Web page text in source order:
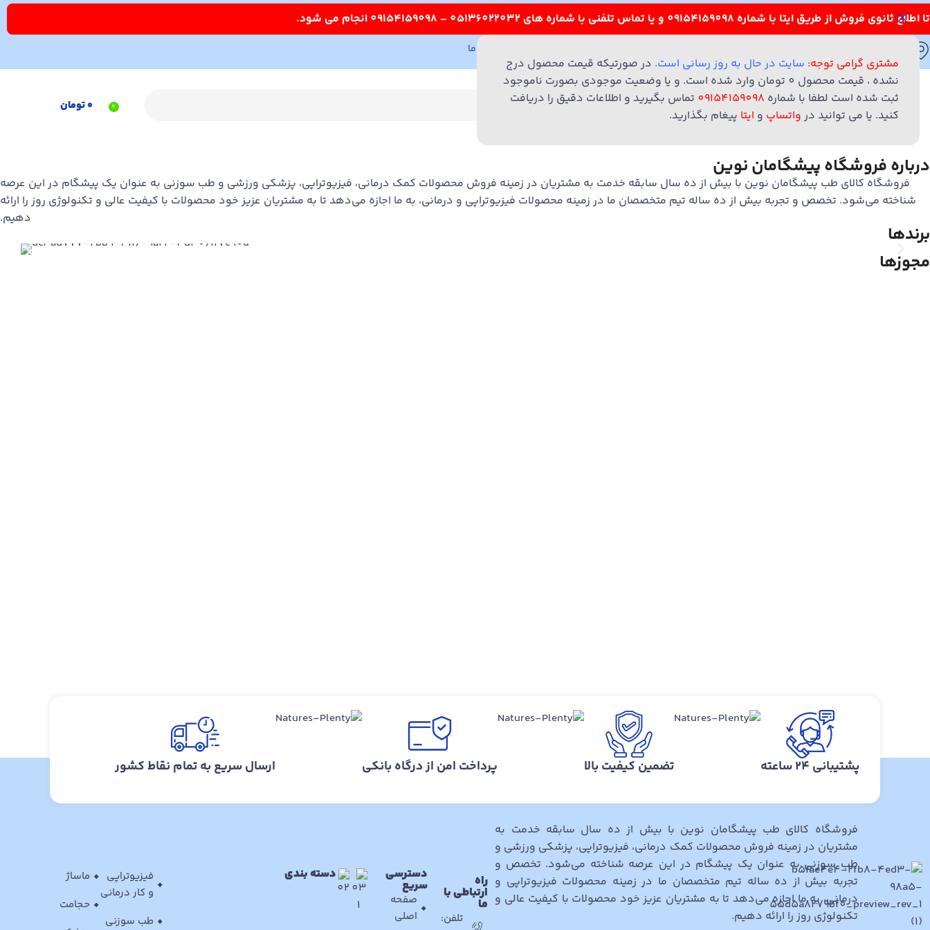
مشتری گرامی توجه: سایت در حال به روز رسانی است. در صورتیکه قیمت محصول درج
نشده ، قیمت محصول 0 تومان وارد شده است. و یا وضعیت موجودی بصورت ناموجود
ثبت شده است لطفا با شماره 09154159098 تماس بگیرید و اطلاعات دقیق را دریافت
کنید. یا می توانید در واتساپ و ایتا پیغام بگذارید.
تا اطلاع ثانوی فروش از طریق ایتا با شماره 09154159098 و یا تماس تلفنی با شماره های 05136022032 – 09154159098 انجام می شود.
تماس با ما
دسته بندی محصولات فروشگاهاستخدامهمکاری در فروش 0 ۰تومان
درباره فروشگاه پیشگامان نوین
فروشگاه کالای طب پیشگامان نوین با بیش از ده سال سابقه خدمت به مشتریان در زمینه فروش محصولات کمک درمانی، فیزیوتراپی، پزشکی ورزشی و طب سوزنی به عنوان یک پیشگام در این عرصه
شناخته می‌شود. تخصص و تجربه بیش از ده ساله تیم متخصصان ما در زمینه محصولات فیزیوتراپی و درمانی، به ما اجازه می‌دهد تا به مشتریان عزیز خود محصولات با کیفیت عالی و تکنولوژی روز را ارائه
دهیم.
برندها
مجوزها
پشتیبانی ۲۴ ساعته تضمین کیفیت بالا پرداخت امن از درگاه بانکی ارسال سریع به تمام نقاط کشور
فروشگاه کالای طب پیشگامان نوین با بیش از ده سال سابقه خدمت به
مشتریان در زمینه فروش محصولات کمک درمانی، فیزیوتراپی، پزشکی ورزشی و
طب سوزنی به عنوان یک پیشگام در این عرصه شناخته می‌شود. تخصص و
تجربه بیش از ده ساله تیم متخصصان ما در زمینه محصولات فیزیوتراپی و
درمانی، به ما اجازه می‌دهد تا به مشتریان عزیز خود محصولات با کیفیت عالی و
تکنولوژی روز را ارائه دهیم.
تلفن:
راه
ارتباطی با
ما
صفحه
اصلی
دسترسی
سریع
دسته بندی
فیزیوتراپی
و کار درمانی
طب سوزنی
ماساژ
حجامت